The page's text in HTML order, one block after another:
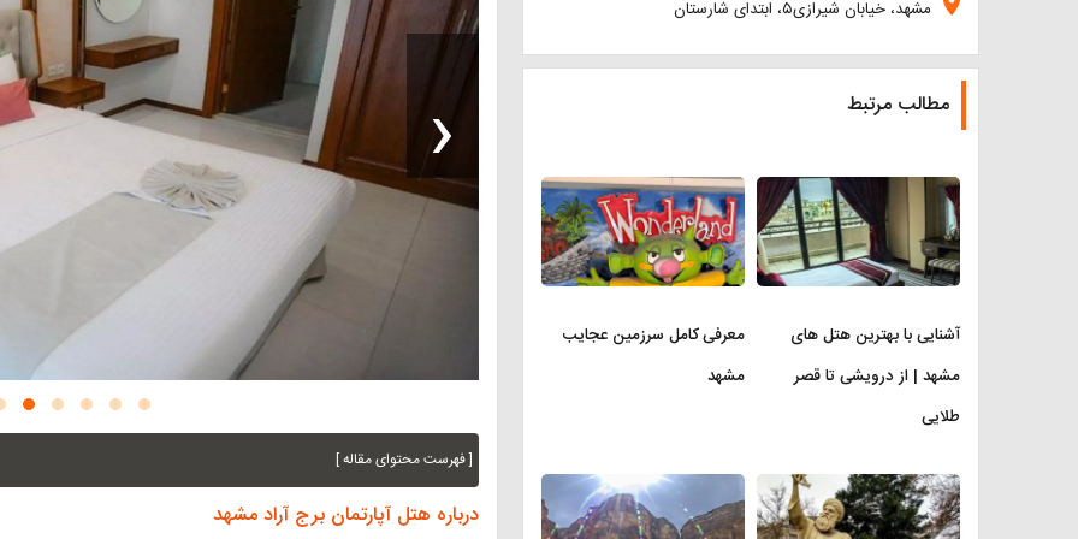
‹
[ فهرست محتوای مقاله ]
درباره هتل آپارتمان برج آراد مشهد
مشهد، خیابان شیرازی۵، ابتدای شارستان
مطالب مرتبط
آشنایی با بهترین هتل های
مشهد | از درویشی تا قصر
طلایی
معرفی کامل سرزمین عجایب
مشهد